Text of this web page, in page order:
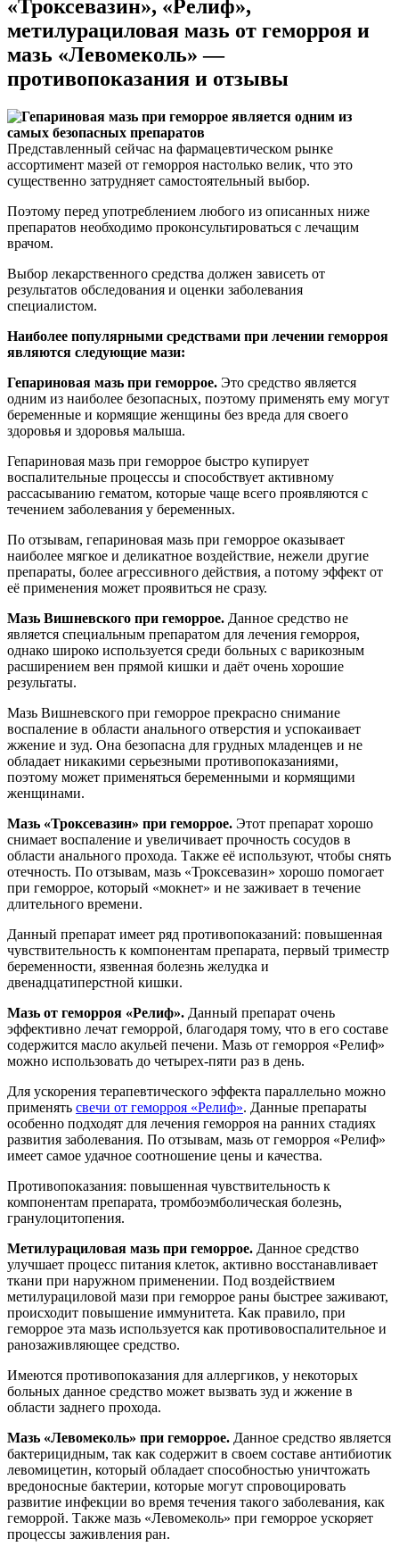
«Троксевазин», «Релиф»,
метилурациловая мазь от геморроя и
мазь «Левомеколь» —
противопоказания и отзывы
Представленный сейчас на фармацевтическом рынке
ассортимент мазей от геморроя настолько велик, что это
существенно затрудняет самостоятельный выбор.
Поэтому перед употреблением любого из описанных ниже
препаратов необходимо проконсультироваться с лечащим
врачом.
Выбор лекарственного средства должен зависеть от
результатов обследования и оценки заболевания
специалистом.
Наиболее популярными средствами при лечении геморроя
являются следующие мази:
Гепариновая мазь при геморрое. Это средство является
одним из наиболее безопасных, поэтому применять ему могут
беременные и кормящие женщины без вреда для своего
здоровья и здоровья малыша.
Гепариновая мазь при геморрое быстро купирует
воспалительные процессы и способствует активному
рассасыванию гематом, которые чаще всего проявляются с
течением заболевания у беременных.
По отзывам, гепариновая мазь при геморрое оказывает
наиболее мягкое и деликатное воздействие, нежели другие
препараты, более агрессивного действия, а потому эффект от
её применения может проявиться не сразу.
Мазь Вишневского при геморрое. Данное средство не
является специальным препаратом для лечения геморроя,
однако широко используется среди больных с варикозным
расширением вен прямой кишки и даёт очень хорошие
результаты.
Мазь Вишневского при геморрое прекрасно снимание
воспаление в области анального отверстия и успокаивает
жжение и зуд. Она безопасна для грудных младенцев и не
обладает никакими серьезными противопоказаниями,
поэтому может применяться беременными и кормящими
женщинами.
Мазь «Троксевазин» при геморрое. Этот препарат хорошо
снимает воспаление и увеличивает прочность сосудов в
области анального прохода. Также её используют, чтобы снять
отечность. По отзывам, мазь «Троксевазин» хорошо помогает
при геморрое, который «мокнет» и не заживает в течение
длительного времени.
Данный препарат имеет ряд противопоказаний: повышенная
чувствительность к компонентам препарата, первый триместр
беременности, язвенная болезнь желудка и
двенадцатиперстной кишки.
Мазь от геморроя «Релиф». Данный препарат очень
эффективно лечат геморрой, благодаря тому, что в его составе
содержится масло акульей печени. Мазь от геморроя «Релиф»
можно использовать до четырех-пяти раз в день.
Для ускорения терапевтического эффекта параллельно можно
применять свечи от геморроя «Релиф». Данные препараты
особенно подходят для лечения геморроя на ранних стадиях
развития заболевания. По отзывам, мазь от геморроя «Релиф»
имеет самое удачное соотношение цены и качества.
Противопоказания: повышенная чувствительность к
компонентам препарата, тромбоэмболическая болезнь,
гранулоцитопения.
Метилурациловая мазь при геморрое. Данное средство
улучшает процесс питания клеток, активно восстанавливает
ткани при наружном применении. Под воздействием
метилурациловой мази при геморрое раны быстрее заживают,
происходит повышение иммунитета. Как правило, при
геморрое эта мазь используется как противовоспалительное и
ранозаживляющее средство.
Имеются противопоказания для аллергиков, у некоторых
больных данное средство может вызвать зуд и жжение в
области заднего прохода.
Мазь «Левомеколь» при геморрое. Данное средство является
бактерицидным, так как содержит в своем составе антибиотик
левомицетин, который обладает способностью уничтожать
вредоносные бактерии, которые могут спровоцировать
развитие инфекции во время течения такого заболевания, как
геморрой. Также мазь «Левомеколь» при геморрое ускоряет
процессы заживления ран.